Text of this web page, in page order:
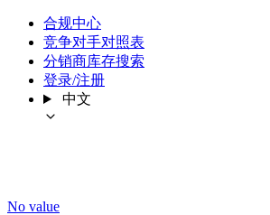
合规中心
竞争对手对照表
分销商库存搜索
登录/注册
中文
No value